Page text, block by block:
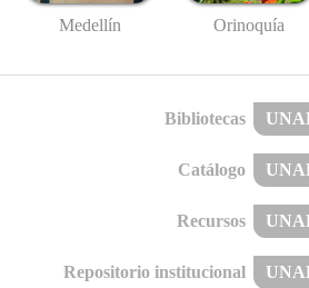
Medellín Orinoquía
Bibliotecas
Catálogo
Recursos
Repositorio institucional